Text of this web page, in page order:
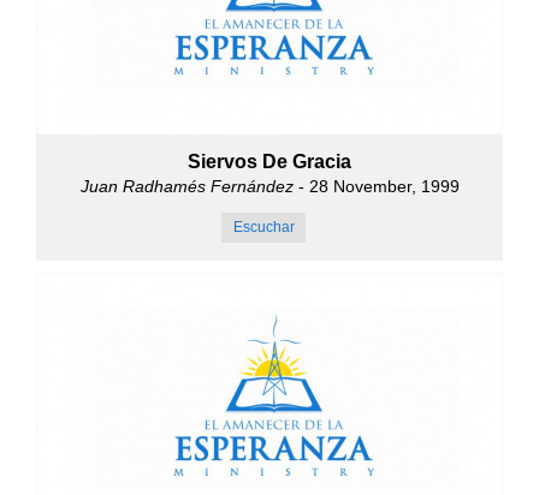
Siervos De Gracia
Juan Radhamés Fernández- 28 November, 1999
Escuchar